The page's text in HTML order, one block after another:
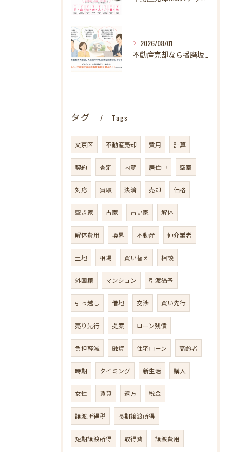
2026/08/01
タグ Tags
文京区 不動産売却 費用 計算
契約 査定 内覧 居住中 空室
対応 買取 決済 売却 価格
空き家 古家 古い家 解体
解体費用 境界 不動産 仲介業者
土地 相場 買い替え 相談
外国籍 マンション 引渡猶予
引っ越し 借地 交渉 買い先行
売り先行 提案 ローン残債
負担軽減 融資 住宅ローン 高齢者
時期 タイミング 新生活 購入
女性 賃貸 遠方 税金
譲渡所得税 長期譲渡所得
短期譲渡所得 取得費 譲渡費用